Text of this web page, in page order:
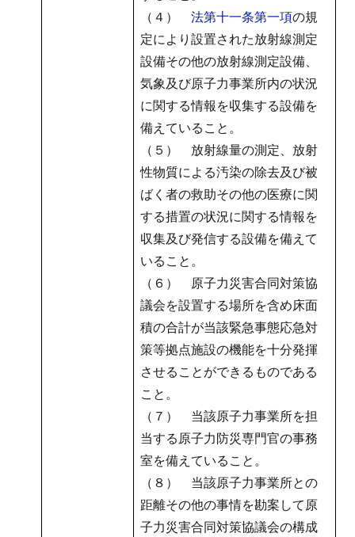
（４） 法第十一条第一項の規
定により設置された放射線測定
設備その他の放射線測定設備、
気象及び原子力事業所内の状況
に関する情報を収集する設備を
備えていること。
（５） 放射線量の測定、放射
性物質による汚染の除去及び被
ばく者の救助その他の医療に関
する措置の状況に関する情報を
収集及び発信する設備を備えて
いること。
（６） 原子力災害合同対策協
議会を設置する場所を含め床面
積の合計が当該緊急事態応急対
策等拠点施設の機能を十分発揮
させることができるものである
こと。
（７） 当該原子力事業所を担
当する原子力防災専門官の事務
室を備えていること。
（８） 当該原子力事業所との
距離その他の事情を勘案して原
子力災害合同対策協議会の構成